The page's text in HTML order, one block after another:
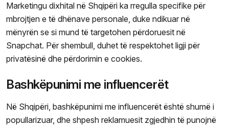
Marketingu dixhital në Shqipëri ka rregulla specifike për
mbrojtjen e të dhënave personale, duke ndikuar në
mënyrën se si mund të targetohen përdoruesit në
Snapchat. Për shembull, duhet të respektohet ligji për
privatësinë dhe përdorimin e cookies.
Bashkëpunimi me influencerët
Në Shqipëri, bashkëpunimi me influencerët është shumë i
popullarizuar, dhe shpesh reklamuesit zgjedhin të punojnë